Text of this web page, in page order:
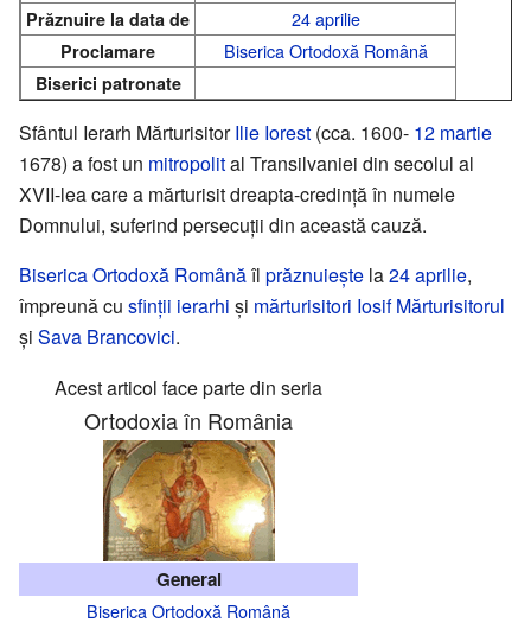
Prăznuire la data de 24 aprilie
Proclamare Biserica Ortodoxă Română
Biserici patronate
Sfântul Ierarh MărturisitorIlie Iorest (cca. 1600- 12 martie
1678) a fost un mitropolital Transilvaniei din secolul al
XVII-lea care a mărturisit dreapta-credință în numele
Domnului, suferind persecuții din această cauză.
Biserica Ortodoxă Românăîl prăznuiește la24 aprilie,
împreună cu sfinții ierarhi și mărturisitori Iosif Mărturisitorul
și Sava Brancovici.
Acest articol face parte din seria
Ortodoxia în România
General
Biserica Ortodoxă Română